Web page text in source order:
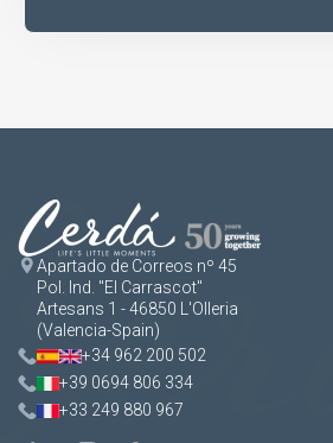
Apartado de Correos nº 45
Pol. Ind. "El Carrascot"
Artesans 1 - 46850 L'Olleria
(Valencia-Spain)
+34 962 200 502
+39 0694 806 334
+33 249 880 967